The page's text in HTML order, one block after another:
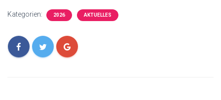
Kategorien: 2026 AKTUELLES